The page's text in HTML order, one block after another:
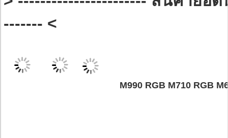
------- <
M990 RGB M710 RGB